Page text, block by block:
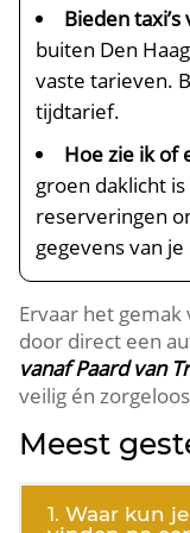
Bieden
buiten Den
vaste tarieven.
tijdtarief.
Hoe zie ik of
groen daklicht
reserveringen
gegevens van
Ervaar het gemak
door direct een
vanaf Paard van
veilig én
Meest
1. Waar kun